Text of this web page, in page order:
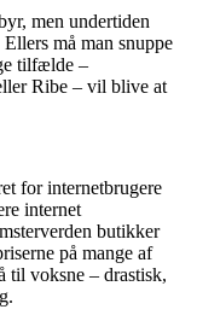
men undertiden
må man snuppe
tilfælde –
Ribe – vil blive at
for internetbrugere
internet
butikker
på mange af
til voksne – drastisk,